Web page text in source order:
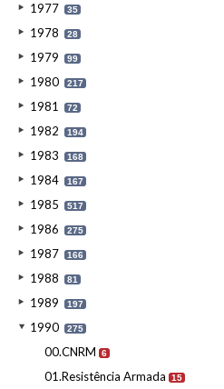
1977 35
1978 28
1979 99
1980 217
1981 72
1982 194
1983 168
1984 167
1985 517
1986 275
1987 166
1988 81
1989 197
1990 275
00.CNRM 6
01.Resistência Armada 15